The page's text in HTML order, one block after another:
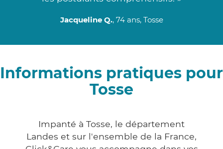
Jacqueline Q., 74 ans, Tosse
Informations pratiques pour
Tosse
Impanté à Tosse, le département
Landes et sur l'ensemble de la France,